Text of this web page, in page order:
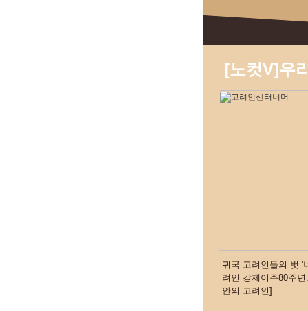
[노컷V]우
귀국 고려인들의 벗 '
려인 강제이주80주
안의 고려인]